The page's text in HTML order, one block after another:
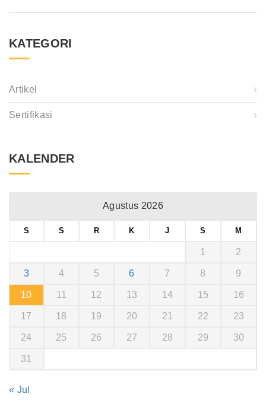
KATEGORI
Artikel
Sertifikasi
KALENDER
Agustus 2026
S S R K J S M
1 2
3 4 5 6 7 8 9
10 11 12 13 14 15 16
17 18 19 20 21 22 23
24 25 26 27 28 29 30
31
« Jul